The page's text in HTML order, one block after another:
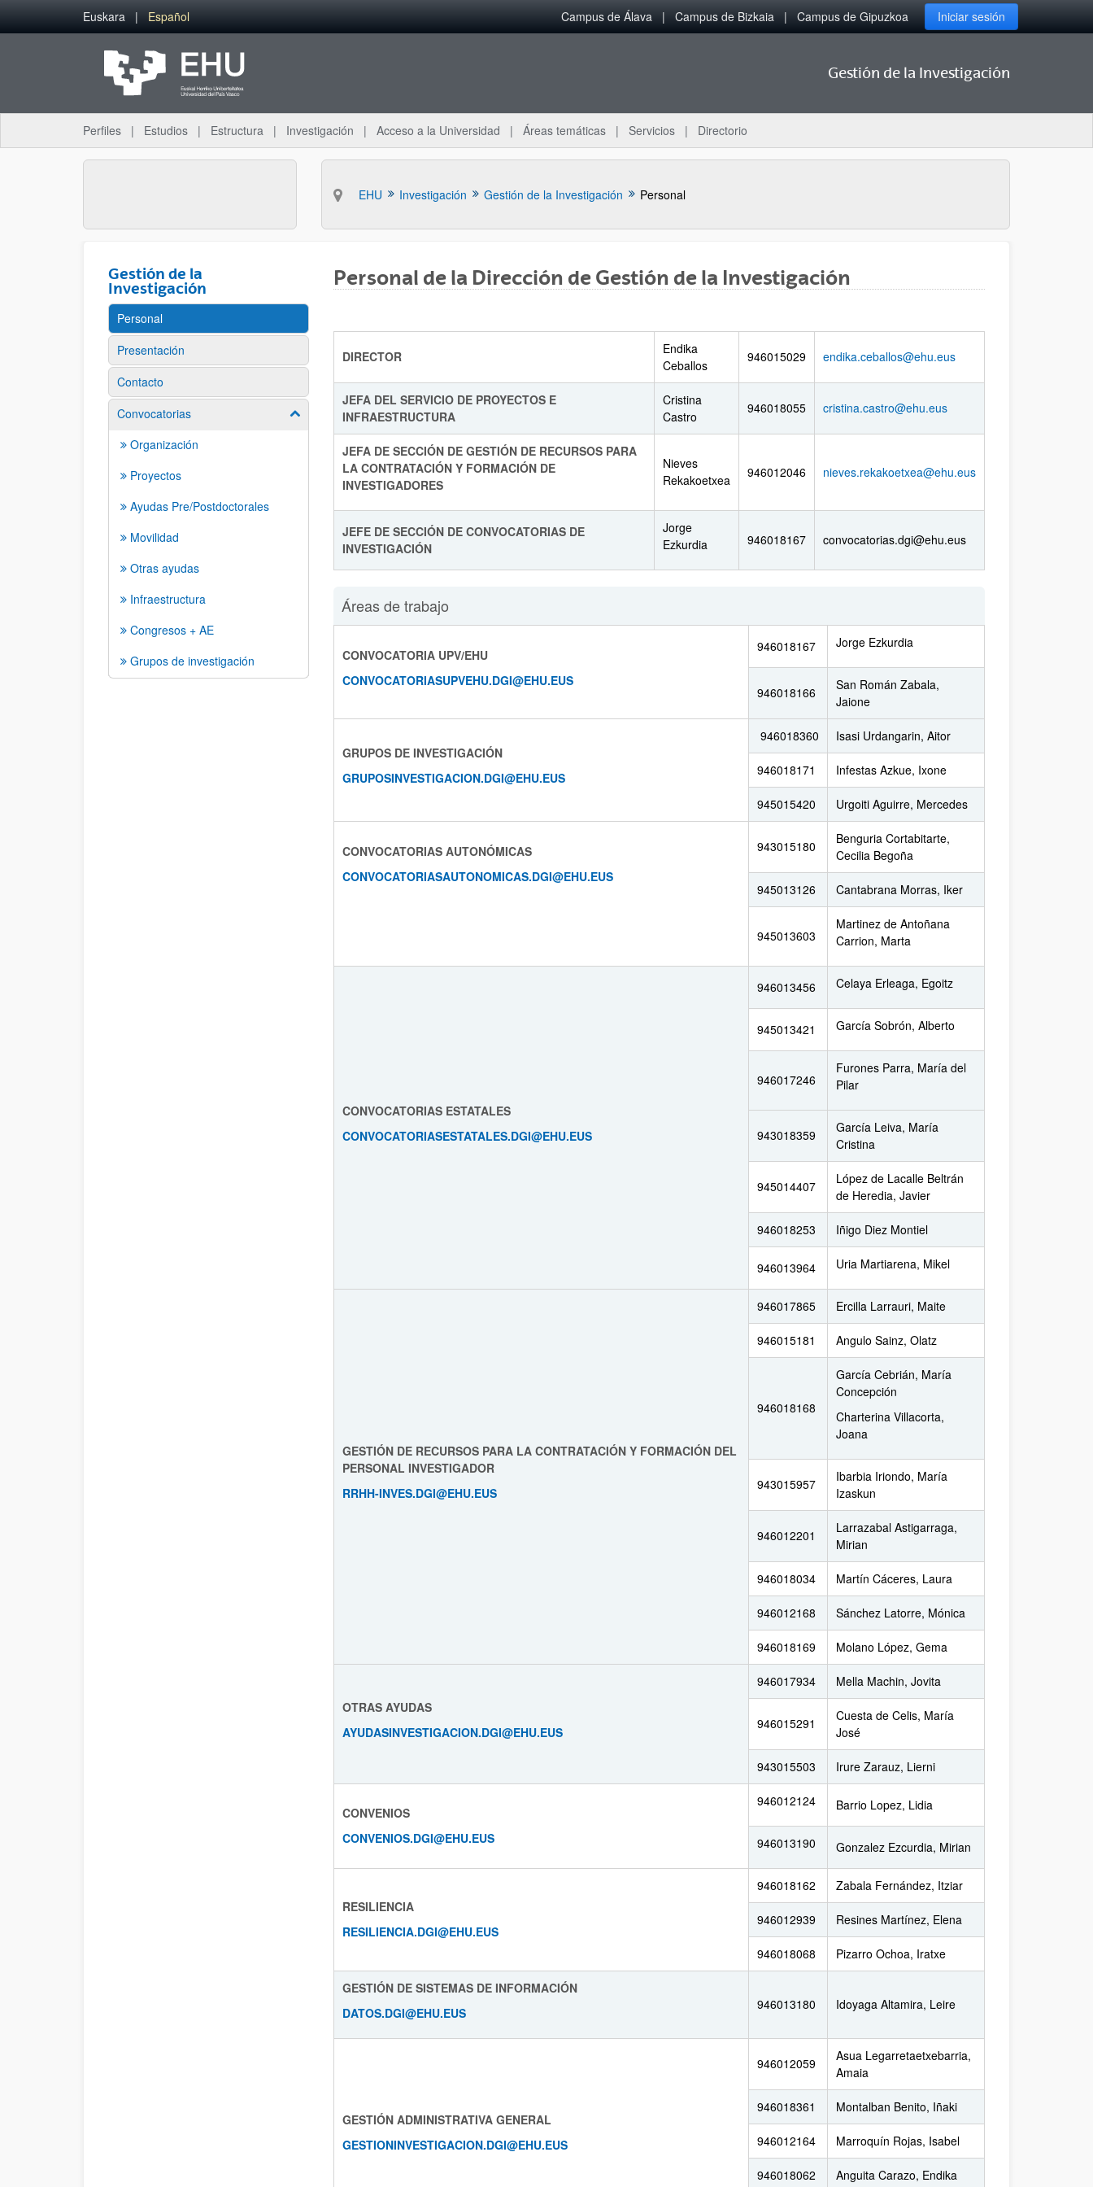
Saltar al contenido principal
Euskara Español Campus de Álava Campus de Bizkaia Campus de Gipuzkoa Iniciar sesión
Gestión de la Investigación
Perfiles Estudios Estructura Investigación Acceso a la Universidad Áreas temáticas Servicios Directorio
EHU Investigación Gestión de la Investigación Personal
Gestión de la
Investigación
Personal
Presentación
Contacto
Convocatorias
Mostrar/ocultar subpáginas
Organización
Proyectos
Ayudas Pre/Postdoctorales
Movilidad
Otras ayudas
Infraestructura
Congresos + AE
Grupos de investigación
Personal de la Dirección de Gestión de la Investigación
DIRECTOR
Endika
Ceballos
946015029 endika.ceballos@ehu.eus
JEFA DEL SERVICIO DE PROYECTOS E
INFRAESTRUCTURA
Cristina
Castro
946018055 cristina.castro@ehu.eus
JEFA DE SECCIÓN DE GESTIÓN DE RECURSOS PARA
LA CONTRATACIÓN Y FORMACIÓN DE
INVESTIGADORES
Nieves
Rekakoetxea
946012046 nieves.rekakoetxea@ehu.eus
JEFE DE SECCIÓN DE CONVOCATORIAS DE
INVESTIGACIÓN
Jorge
Ezkurdia
946018167 convocatorias.dgi@ehu.eus
Áreas de trabajo
CONVOCATORIA UPV/EHU
CONVOCATORIASUPVEHU.DGI@EHU.EUS
946018167 Jorge Ezkurdia
946018166
San Román Zabala,
Jaione
GRUPOS DE INVESTIGACIÓN
GRUPOSINVESTIGACION.DGI@EHU.EUS
946018360 Isasi Urdangarin, Aitor
946018171 Infestas Azkue, Ixone
945015420 Urgoiti Aguirre, Mercedes
CONVOCATORIAS AUTONÓMICAS
CONVOCATORIASAUTONOMICAS.DGI@EHU.EUS
943015180
Benguria Cortabitarte,
Cecilia Begoña
945013126 Cantabrana Morras, Iker
945013603
Martinez de Antoñana
Carrion, Marta
CONVOCATORIAS ESTATALES
CONVOCATORIASESTATALES.DGI@EHU.EUS
946013456 Celaya Erleaga, Egoitz
945013421 García Sobrón, Alberto
946017246
Furones Parra, María del
Pilar
943018359
García Leiva, María
Cristina
945014407
López de Lacalle Beltrán
de Heredia, Javier
946018253 Iñigo Diez Montiel
946013964 Uria Martiarena, Mikel
GESTIÓN DE RECURSOS PARA LA CONTRATACIÓN Y FORMACIÓN DEL
PERSONAL INVESTIGADOR
RRHH-INVES.DGI@EHU.EUS
946017865 Ercilla Larrauri, Maite
946015181 Angulo Sainz, Olatz
946018168
García Cebrián, María
Concepción
Charterina Villacorta,
Joana
943015957
Ibarbia Iriondo, María
Izaskun
946012201
Larrazabal Astigarraga,
Mirian
946018034 Martín Cáceres, Laura
946012168 Sánchez Latorre, Mónica
946018169 Molano López, Gema
OTRAS AYUDAS
AYUDASINVESTIGACION.DGI@EHU.EUS
946017934 Mella Machin, Jovita
946015291
Cuesta de Celis, María
José
943015503 Irure Zarauz, Lierni
CONVENIOS
CONVENIOS.DGI@EHU.EUS
946012124 Barrio Lopez, Lidia
946013190 Gonzalez Ezcurdia, Mirian
RESILIENCIA
RESILIENCIA.DGI@EHU.EUS
946018162 Zabala Fernández, Itziar
946012939 Resines Martínez, Elena
946018068 Pizarro Ochoa, Iratxe
GESTIÓN DE SISTEMAS DE INFORMACIÓN
DATOS.DGI@EHU.EUS
946013180 Idoyaga Altamira, Leire
GESTIÓN ADMINISTRATIVA GENERAL
GESTIONINVESTIGACION.DGI@EHU.EUS
946012059
Asua Legarretaetxebarria,
Amaia
946018361 Montalban Benito, Iñaki
946012164 Marroquín Rojas, Isabel
946018062 Anguita Carazo, Endika